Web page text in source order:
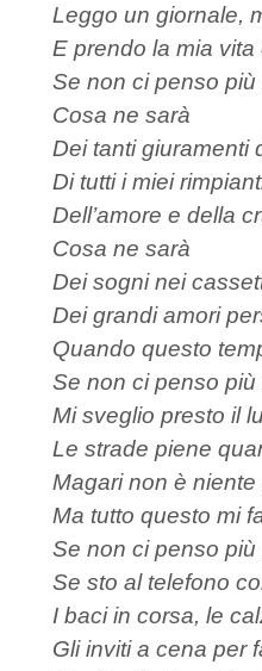
Leggo un giornale,
E prendo la mia
Se non ci penso
Cosa ne sarà
Dei tanti giuramenti
Di tutti i miei
Dell’amore e della
Cosa ne sarà
Dei sogni nei
Dei grandi amori
Quando questo
Se non ci penso
Mi sveglio presto il
Le strade piene
Magari non è
Ma tutto questo mi
Se non ci penso
Se sto al telefono
I baci in corsa, le
Gli inviti a cena per